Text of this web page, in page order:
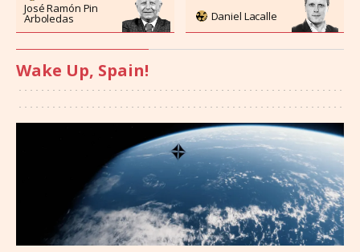
José Ramón Pin
Arboledas Daniel Lacalle
Wake Up, Spain!